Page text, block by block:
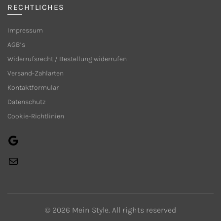
RECHTLICHES
Impressum
AGB’s
Widerrufsrecht / Bestellung widerrufen
Versand-Zahlarten
Kontaktformular
Datenschutz
Cookie-Richtlinien
© 2026 Mein Style. All rights reserved